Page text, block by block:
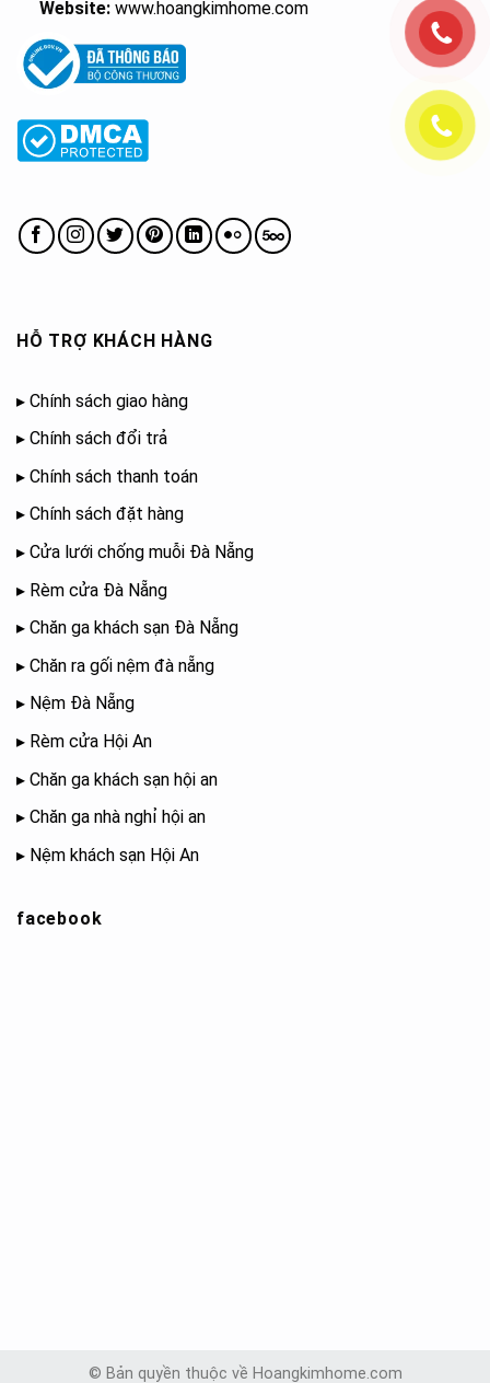
Website: www.hoangkimhome.com
HỖ TRỢ KHÁCH HÀNG
▸ Chính sách giao hàng
▸ Chính sách đổi trả
▸ Chính sách thanh toán
▸ Chính sách đặt hàng
▸ Cửa lưới chống muỗi Đà Nẵng
▸ Rèm cửa Đà Nẵng
▸ Chăn ga khách sạn Đà Nẵng
▸ Chăn ra gối nệm đà nẵng
▸ Nệm Đà Nẵng
▸ Rèm cửa Hội An
▸ Chăn ga khách sạn hội an
▸ Chăn ga nhà nghỉ hội an
▸ Nệm khách sạn Hội An
facebook
© Bản quyền thuộc về Hoangkimhome.com